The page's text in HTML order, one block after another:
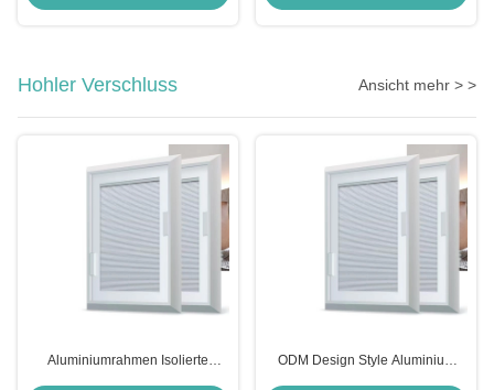
Hohler Verschluss Ansicht mehr > >
Aluminiumrahmen Isolierte
ODM Design Style Aluminium